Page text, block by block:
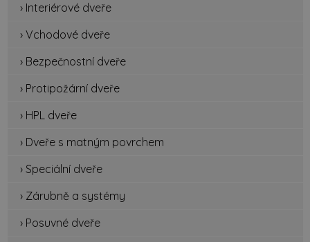
› Interiérové dveře
› Vchodové dveře
› Bezpečnostní dveře
› Protipožární dveře
› HPL dveře
› Dveře s matným povrchem
› Speciální dveře
› Zárubně a systémy
› Posuvné dveře